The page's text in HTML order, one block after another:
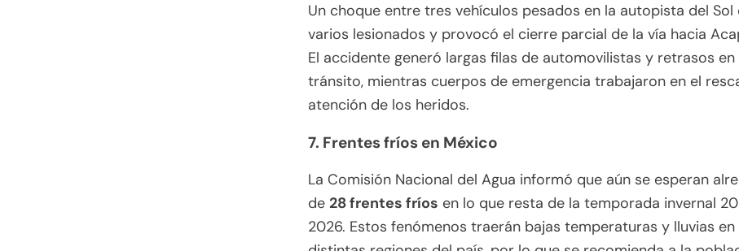
Un choque entre tres vehículos pesados en la autopista del Sol
varios lesionados y provocó el cierre parcial de la vía hacia
El accidente generó largas filas de automovilistas y retrasos en
tránsito, mientras cuerpos de emergencia trabajaron en el
atención de los heridos.
7. Frentes fríos en México
La Comisión Nacional del Agua informó que aún se esperan
de 28 frentes fríos en lo que resta de la temporada invernal
2026. Estos fenómenos traerán bajas temperaturas y lluvias en